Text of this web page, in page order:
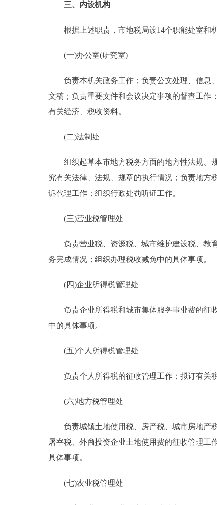
三、内设机构
根据上述职责，市地税局设14个职能处室和
(一)办公室(研究室)
负责本机关政务工作；负责公文处理、信息、
文稿；负责重要文件和会议决定事项的督查工作
有关经济、税收资料。
(二)法制处
组织起草本市地方税务方面的地方性法规、规
究有关法律、法规、规章的执行情况；负责地方
诉代理工作；组织行政处罚听证工作。
(三)营业税管理处
负责营业税、资源税、城市维护建设税、教育
务完成情况；组织办理税收减免中的具体事项。
(四)企业所得税管理处
负责企业所得税和城市集体服务事业费的征收
中的具体事项。
(五)个人所得税管理处
负责个人所得税的征收管理工作；拟订有关税
(六)地方税管理处
负责城镇土地使用税、房产税、城市房地产税
屠宰税、外商投资企业土地使用费的征收管理工
具体事项。
(七)农业税管理处